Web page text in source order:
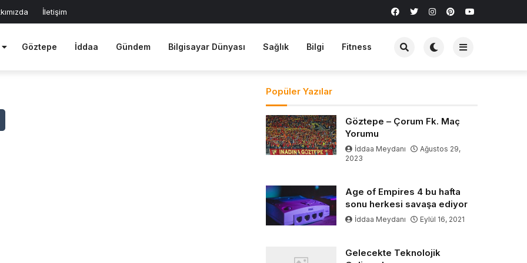
İletişim
Göztepe İddaa Gündem Bilgisayar Dünyası Sağlık Bilgi Fitness
Popüler Yazılar
Göztepe – Çorum Fk. Maç
Yorumu
İddaa Meydanı
Ağustos 29,
2023
Age of Empires 4 bu hafta
sonu herkesi savaşa ediyor
İddaa Meydanı Eylül 16, 2021
Gelecekte Teknolojik